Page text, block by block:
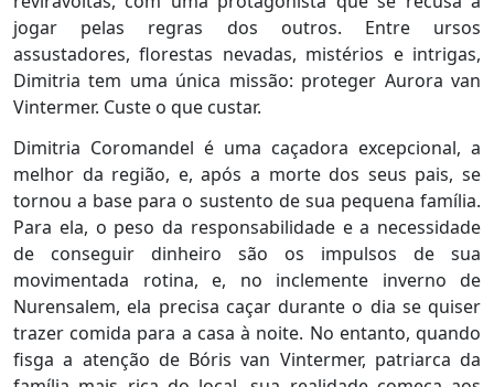
jogar pelas regras dos outros. Entre ursos
assustadores, florestas nevadas, mistérios e intrigas,
Dimitria tem uma única missão: proteger Aurora van
Vintermer. Custe o que custar.
Dimitria Coromandel é uma caçadora excepcional, a
melhor da região, e, após a morte dos seus pais, se
tornou a base para o sustento de sua pequena família.
Para ela, o peso da responsabilidade e a necessidade
de conseguir dinheiro são os impulsos de sua
movimentada rotina, e, no inclemente inverno de
Nurensalem, ela precisa caçar durante o dia se quiser
trazer comida para a casa à noite. No entanto, quando
fisga a atenção de Bóris van Vintermer, patriarca da